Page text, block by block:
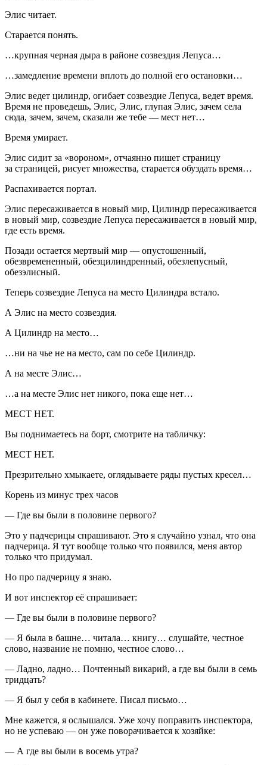
Элис читает.
Старается понять.
…крупная черная дыра в районе созвездия Лепуса…
…замедление времени вплоть до полной его остановки…
Элис ведет цилиндр, огибает созвездие Лепуса, ведет время.
Время не проведешь, Элис, Элис, глупая Элис, зачем села
сюда, зачем, зачем, сказали же тебе — мест нет…
Время умирает.
Элис сидит за «вороном», отчаянно пишет страницу
за страницей, рисует множества, старается обуздать время…
Распахивается портал.
Элис пересаживается в новый мир, Цилиндр пересаживается
в новый мир, созвездие Лепуса пересаживается в новый мир,
где есть время.
Позади остается мертвый мир — опустошенный,
обезвремененный, обезцилиндренный, обезлепусный,
обезэлисный.
Теперь созвездие Лепуса на место Цилиндра встало.
А Элис на место созвездия.
А Цилиндр на место…
…ни на чье не на место, сам по себе Цилиндр.
А на месте Элис…
…а на месте Элис нет никого, пока еще нет…
МЕСТ НЕТ.
Вы поднимаетесь на борт, смотрите на табличку:
МЕСТ НЕТ.
Презрительно хмыкаете, оглядываете ряды пустых кресел…
Корень из минус трех часов
— Где вы были в половине первого?
Это у падчерицы спрашивают. Это я случайно узнал, что она
падчерица. Я тут вообще только что появился, меня автор
только что придумал.
Но про падчерицу я знаю.
И вот инспектор её спрашивает:
— Где вы были в половине первого?
— Я была в башне… читала… книгу… слушайте, честное
слово, название не помню, честное слово…
— Ладно, ладно… Почтенный викарий, а где вы были в семь
тридцать?
— Я был у себя в кабинете. Писал письмо…
Мне кажется, я ослышался. Уже хочу поправить инспектора,
но не успеваю — он уже поворачивается к хозяйке:
— А где вы были в восемь утра?